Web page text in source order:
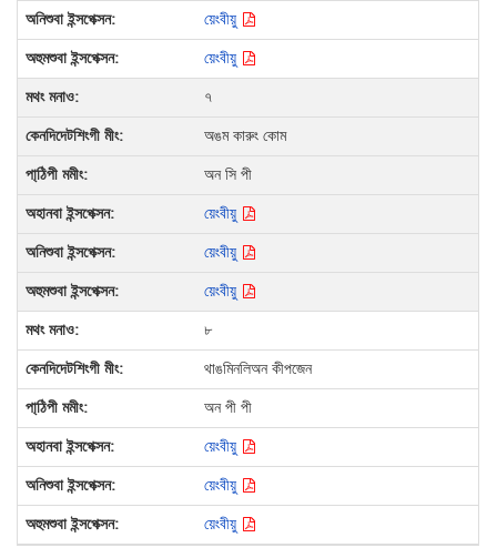
য়েংবীয়ু
য়েংবীয়ু
৭
অঙম কারুং কোম
অন সি পী
য়েংবীয়ু
য়েংবীয়ু
য়েংবীয়ু
৮
থাঙমিনলিঅন কীপজেন
অন পী পী
য়েংবীয়ু
য়েংবীয়ু
য়েংবীয়ু